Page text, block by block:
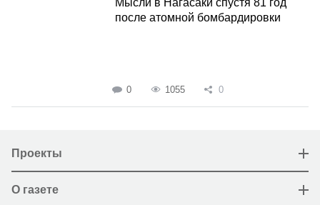
Мысли в Нагасаки спустя 81 год
после атомной бомбардировки
0 1055 0
Проекты
О газете